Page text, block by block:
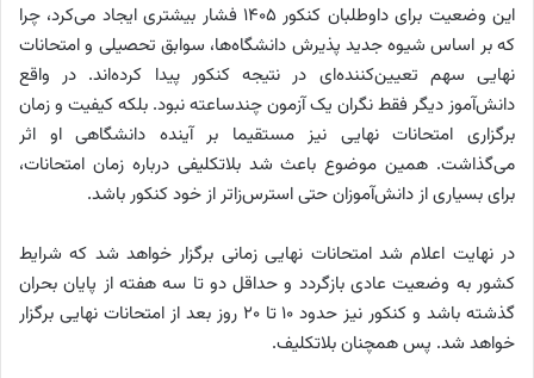
این وضعیت برای داوطلبان کنکور ۱۴۰۵ فشار بیشتری ایجاد می‌کرد، چرا
که بر اساس شیوه جدید پذیرش دانشگاه‌ها، سوابق تحصیلی و امتحانات
نهایی سهم تعیین‌کننده‌ای در نتیجه کنکور پیدا کرده‌اند. در واقع
دانش‌آموز دیگر فقط نگران یک آزمون چندساعته نبود. بلکه کیفیت و زمان
برگزاری امتحانات نهایی نیز مستقیما بر آینده دانشگاهی او اثر
می‌گذاشت. همین موضوع باعث شد بلاتکلیفی درباره زمان امتحانات،
برای بسیاری از دانش‌آموزان حتی استرس‌زاتر از خود کنکور باشد.
در نهایت اعلام شد امتحانات نهایی زمانی برگزار خواهد شد که شرایط
کشور به وضعیت عادی بازگردد و حداقل دو تا سه هفته از پایان بحران
گذشته باشد و کنکور نیز حدود ۱۰ تا ۲۰ روز بعد از امتحانات نهایی برگزار
خواهد شد. پس همچنان بلاتکلیف.